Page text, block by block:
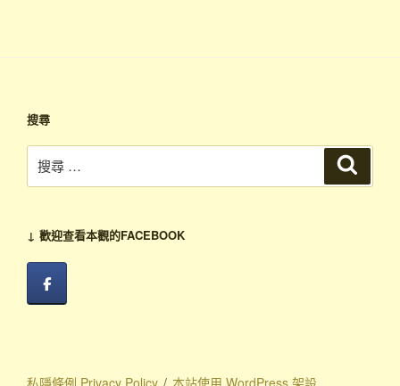
搜尋
尋：
↓ 歡迎查看本觀的FACEBOOK